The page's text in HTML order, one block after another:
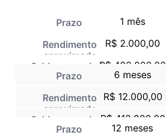
1 mês
R$ 2.000,00
R$ 402.000,00
6 meses
R$ 12.000,00
R$ 412.000,00
12 meses